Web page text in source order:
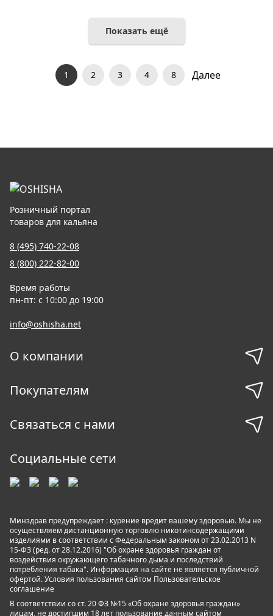
Показать ещё
1 2 3 4 8 Далее
Розничный портал
товаров для кальяна
8 (495) 740-22-08
8 (800) 222-82-00
Время работы
пн-пт: с 10:00 до 19:00
info@oshisha.net
О компании
Покупателям
Связаться с нами
Социальные сети
Минздрав предупреждает : курение вредит вашему здоровью. Мы не
осуществляем дистанционную торговлю никотинсодержащими
изделиями в соответствии с Федеральным законом от 23.02.2013 N
15-ФЗ (ред. от 28.12.2016) "Об охране здоровья граждан от
воздействия окружающего табачного дыма и последствий
потребления табака". Информация на сайте не является публичной
офертой. Условия пользования сайтом Пользовательское
соглашение
В соответствии со ст. 20 ФЗ №15 «Об охране здоровья граждан»
лицам, не достигшим 18 лет пользование данным сайтом